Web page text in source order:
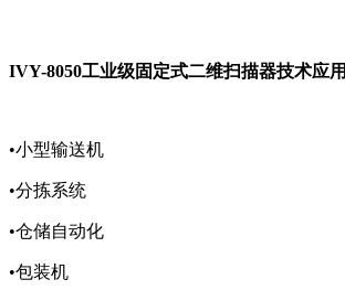
IVY-8050工业级固定式二维扫描器技术应用
•小型输送机
•分拣系统
•仓储自动化
•包装机